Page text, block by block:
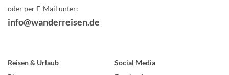
oder per E-Mail unter:
info@wanderreisen.de
Reisen & Urlaub
Social Media